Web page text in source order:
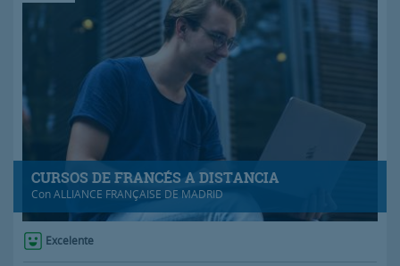
CURSOS DE FRANCÉS A DISTANCIA
ConALLIANCE FRANÇAISE DE MADRID
Excelente